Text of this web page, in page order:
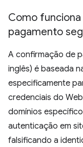
Como
pagamento
A confirmação de
inglês) é baseada
especificamente
credenciais do
domínios
autenticação em
falsificando a